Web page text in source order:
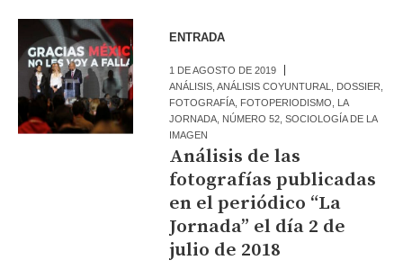
ENTRADA
1 DE AGOSTO DE 2019
ANÁLISIS ,ANÁLISIS COYUNTURAL DOSSIER
FOTOGRAFÍA FOTOPERIODISMO
LA
JORNADA NÚMERO 52 ,SOCIOLOGÍA DE LA
IMAGEN
Análisis de las
fotografías publicadas
en el periódico “La
Jornada” el día 2 de
julio de 2018